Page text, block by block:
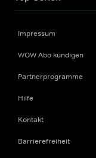
Impressum
WOW Abo kündigen
Partnerprogramme
Hilfe
Kontakt
Barrierefreiheit